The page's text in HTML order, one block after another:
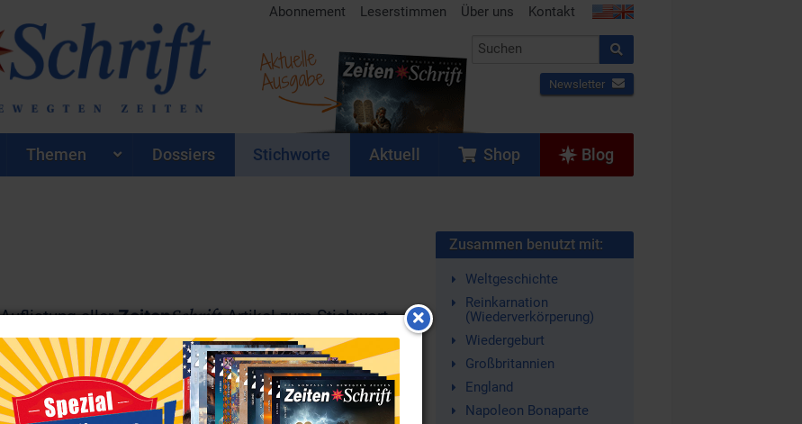
Abonnement Leserstimmen Über uns Kontakt
Newsletter
Aktuelle
Ausgabe
Themen Dossiers Stichworte Aktuell Shop Blog
allerZeitenSchriftArtikel zum Stichwort
NR. 71, S.26 TOD • REINKARNATION
Zusammen benutzt mit:
Weltgeschichte
Reinkarnation
(Wiederverkörperung)
Wiedergeburt
Großbritannien
England
Napoleon Bonaparte